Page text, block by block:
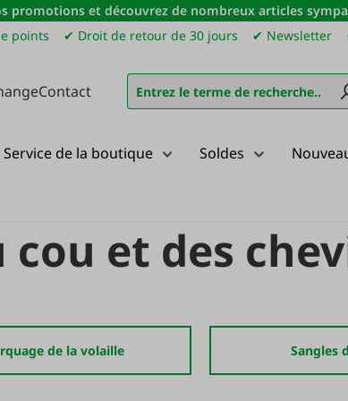
promotions et découvrez de nombreux articles
points ✔ Droit de retour de 30 jours ✔ Newsletter
Contact
Service de la boutique Soldes
et des
de la volaille Sangles